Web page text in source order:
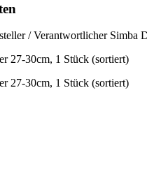
/ Verantwortlicher Simba